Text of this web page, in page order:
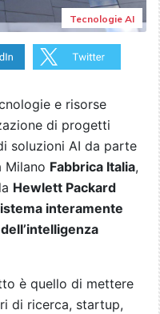
Tecnologie AI
e risorse
di progetti
soluzioni AI da parte
Milano Fabbrica Italia,
Hewlett Packard
interamente
è quello di mettere
di ricerca, startup,